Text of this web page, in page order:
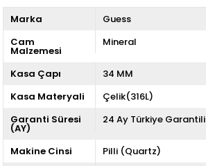
Marka
Guess
Cam
Malzemesi
Mineral
Kasa Çapı
34 MM
Kasa Materyali
Çelik(316L)
Garanti Süresi
(AY)
24 Ay Türkiye Garantili
Makine Cinsi
Pilli (Quartz)